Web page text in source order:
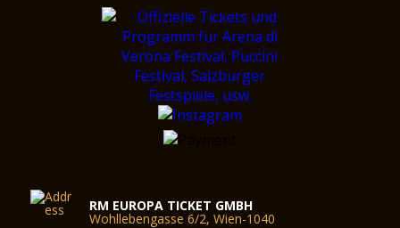
RM EUROPA TICKET GMBH
Wohllebengasse 6/2, Wien-1040